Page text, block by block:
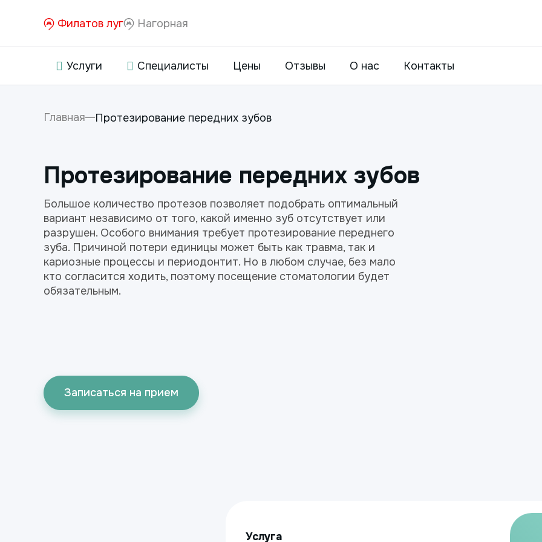
Филатов луг Нагорная
Услуги Специалисты Цены Отзывы О нас Контакты
Главная Протезирование передних зубов
Протезирование передних зубов
Большое количество протезов позволяет подобрать оптимальный
вариант независимо от того, какой именно зуб отсутствует или
разрушен. Особого внимания требует протезирование переднего
зуба. Причиной потери единицы может быть как травма, так и
кариозные процессы и периодонтит. Но в любом случае, без мало
кто согласится ходить, поэтому посещение стоматологии будет
обязательным.
Записаться на прием
Услуга